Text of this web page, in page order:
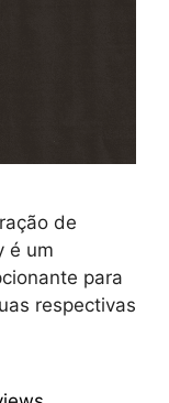
de
é um
para
respectivas